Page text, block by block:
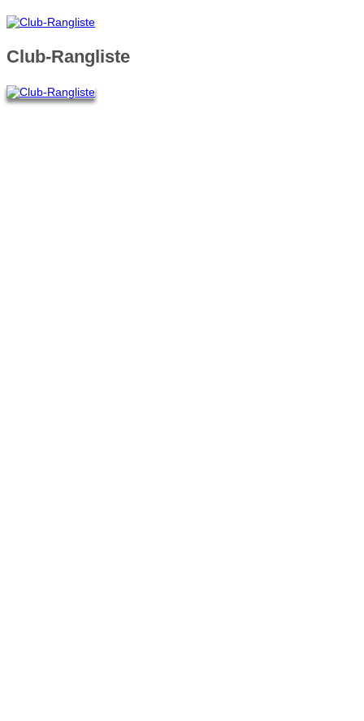
Club-Rangliste